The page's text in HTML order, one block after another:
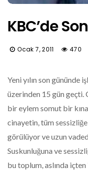
KBC’de
Ocak 7, 2011 470
Yeni yılın son gününde
üzerinden 15 gün
bir eylem somut bir
cinayetin, tüm
görülüyor ve uzun
Suskunluğuna ve
bu toplum, aslında